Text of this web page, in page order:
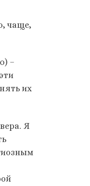
чаще,
–
их
Я